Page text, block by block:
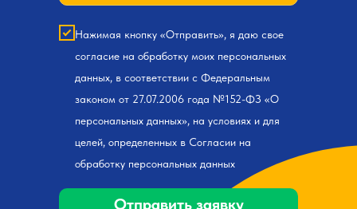
Нажимая кнопку «Отправить», я даю свое
согласие на обработку моих персональных
данных, в соответствии с Федеральным
законом от 27.07.2006 года №152-ФЗ «О
персональных данных», на условиях и для
целей, определенных в Согласии на
обработку персональных данных
Отправить заявку